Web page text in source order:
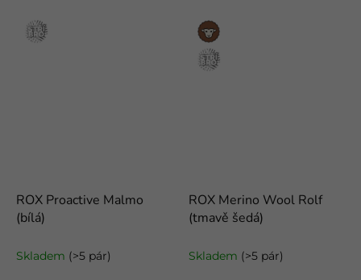
Stříbro
ROX Proactive Malmo
(bílá)
Skladem (>5 pár)
Merino
vlna
Stříbro
ROX Merino Wool Rolf
(tmavě šedá)
Skladem (>5 pár)